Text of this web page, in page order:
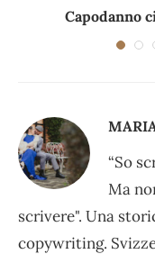
Capodanno
“So
Ma
scrivere". Una
copywriting.